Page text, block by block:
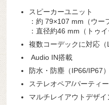
スピーカーユニット
：約 79×107 mm（ウー
：直径約46 mm（トゥイ
複数コーデックに対応（
Audio IN搭載
防水・防塵（IP66/IP67
ステレオペア/パーティ
マルチレイアウトデザイ